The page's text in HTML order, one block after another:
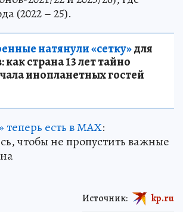
(2022 – 25).
натянули «сетку»для
страна 13 лет тайно
инопланетных гостей
есть в МАХ:
чтобы не пропустить важные
Источник: kp.ru